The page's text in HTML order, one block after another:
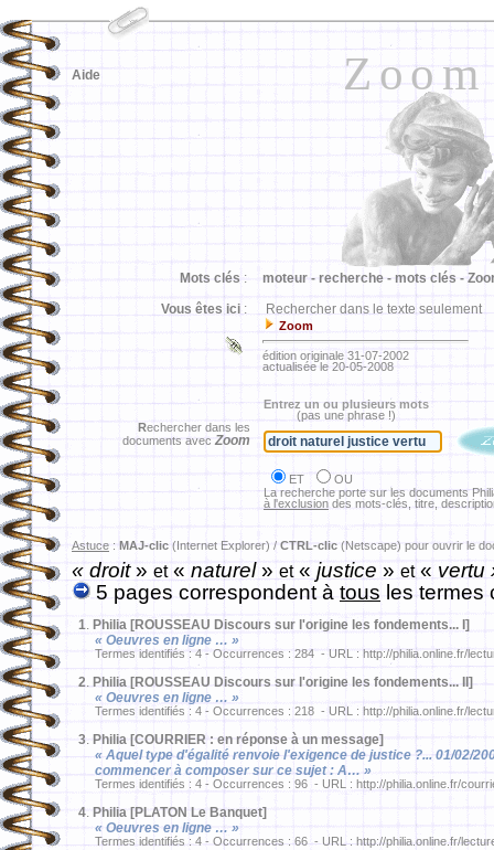
Zoom
Aide
Mots clés : moteur - recherche - mots clés -
Vous êtes ici : Rechercher dans le texte seulement
Zoom
édition originale 31-07-2002
actualisée le 20-05-2008
Rechercher dans les
documents avec Zoom
Entrez un ou plusieurs mots
(pas une phrase !)
ET
OU
La recherche porte sur les documents
à l'exclusion des mots-clés, titre,
Astuce : MAJ-clic (Internet Explorer) / CTRL-clic (Netscape) pour ouvrir le
« droit» et« naturel» et« justice » et« vertu
5 pages correspondent à tous les termes
1. Philia [ROUSSEAU Discours sur l'origine les fondements... I]
« Oeuvres en ligne … »
Termes identifiés : 4 - Occurrences : 284 - URL : http://philia.online.fr/
2. Philia [ROUSSEAU Discours sur l'origine les fondements... II]
« Oeuvres en ligne … »
Termes identifiés : 4 - Occurrences : 218 - URL : http://philia.online.fr/
3. Philia [COURRIER : en réponse à un message]
« Aquel type d'égalité renvoie l'exigence de justice ?... 01/02/
commencer à composer sur ce sujet : A… »
Termes identifiés : 4 - Occurrences : 96 - URL : http://philia.online.fr/
4. Philia [PLATON Le Banquet]
« Oeuvres en ligne … »
Termes identifiés : 4 - Occurrences : 66 - URL : http://philia.online.fr/